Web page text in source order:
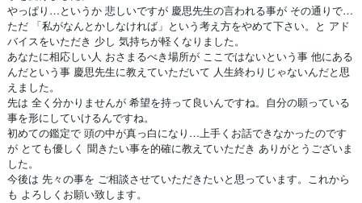
やっぱり…というか 悲しいですが 慶思先生の言われる事が その通りで…
ただ 「私がなんとかしなければ」という考え方をやめて下さい。と アド
バイスをいただき 少し 気持ちが軽くなりました。
あなたに相応しい人 おさまるべき場所が ここではないという事 他にある
んだという事 慶思先生に教えていただいて 人生終わりじゃないんだと思
えました。
先は 全く分かりませんが 希望を持って良いんですね。自分の願っている
事を形にしていけるんですね。
初めての鑑定で 頭の中が真っ白になり…上手くお話できなかったのです
が とても優しく 聞きたい事を的確に教えていただき ありがとうございま
した。
今後は 先々の事を ご相談させていただきたいと思っています。これから
も よろしくお願い致します。